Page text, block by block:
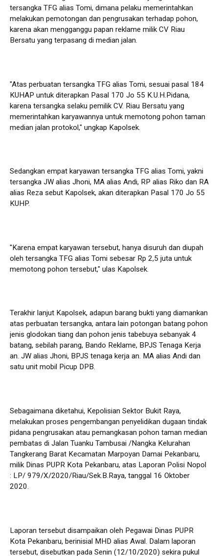
tersangka TFG alias Tomi, dimana pelaku memerintahkan
melakukan pemotongan dan pengrusakan terhadap pohon,
karena akan mengganggu papan reklame milik CV Riau
Bersatu yang terpasang di median jalan.
"Atas perbuatan tersangka TFG alias Tomi, sesuai pasal 184
KUHAP untuk diterapkan Pasal 170 Jo 55 K.U.H.Pidana,
karena tersangka selaku pemilik CV. Riau Bersatu yang
memerintahkan karyawannya untuk memotong pohon taman
median jalan protokol," ungkap Kapolsek.
Sedangkan empat karyawan tersangka TFG alias Tomi, yakni
tersangka JW alias Jhoni, MA alias Andi, RP alias Riko dan RA
alias Reza sebut Kapolsek, akan diterapkan Pasal 170 Jo 55
KUHP.
"Karena empat karyawan tersebut, hanya disuruh dan diupah
oleh tersangka TFG alias Tomi sebesar Rp 2,5 juta untuk
memotong pohon tersebut," ulas Kapolsek.
Terakhir lanjut Kapolsek, adapun barang bukti yang diamankan
atas perbuatan tersangka, antara lain potongan batang pohon
jenis glodokan tiang dan pohon jenis tabebuya sebanyak 4
batang, sebilah parang, Bando Reklame, BPJS Tenaga Kerja
an. JW alias Jhoni, BPJS tenaga kerja an. MA alias Andi dan
satu unit mobil Picup DPB.
Sebagaimana diketahui, Kepolisian Sektor Bukit Raya,
melakukan proses pengembangan penyelidikan dugaan tindak
pidana pengrusakan atau pemangkasan pohon taman median
pembatas di Jalan Tuanku Tambusai /Nangka Kelurahan
Tangkerang Barat Kecamatan Marpoyan Damai Pekanbaru,
milik Dinas PUPR Kota Pekanbaru, atas Laporan Polisi Nopol
: LP/ 979/X/2020/Riau/Sek.B.Raya, tanggal 16 Oktober
2020.
Laporan tersebut disampaikan oleh Pegawai Dinas PUPR
Kota Pekanbaru, berinisial MHD alias Awal. Dalam laporan
tersebut, disebutkan pada Senin (12/10/2020) sekira pukul